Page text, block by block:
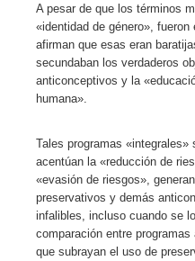
A pesar de que los términos
«identidad de género»,
afirman que esas eran
secundaban los verdaderos
anticonceptivos y la
humana».
Tales programas «integrales»
acentúan la «reducción de
«evasión de riesgos»,
preservativos y demás
infalibles, incluso cuando se
comparación entre
que subrayan el uso de